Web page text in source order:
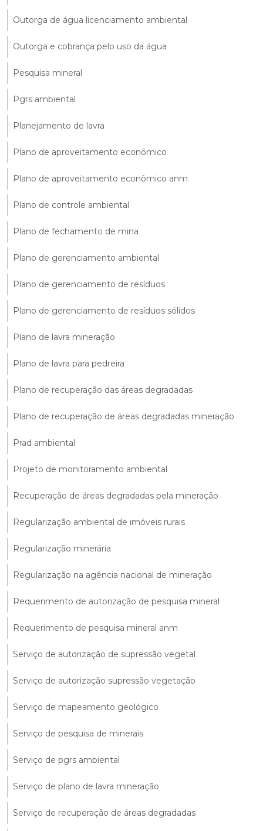
Outorga de água licenciamento ambiental
Outorga e cobrança pelo uso da água
Pesquisa mineral
Pgrs ambiental
Planejamento de lavra
Plano de aproveitamento econômico
Plano de aproveitamento econômico anm
Plano de controle ambiental
Plano de fechamento de mina
Plano de gerenciamento ambiental
Plano de gerenciamento de resíduos
Plano de gerenciamento de resíduos sólidos
Plano de lavra mineração
Plano de lavra para pedreira
Plano de recuperação das áreas degradadas
Plano de recuperação de áreas degradadas mineração
Prad ambiental
Projeto de monitoramento ambiental
Recuperação de áreas degradadas pela mineração
Regularização ambiental de imóveis rurais
Regularização minerária
Regularização na agência nacional de mineração
Requerimento de autorização de pesquisa mineral
Requerimento de pesquisa mineral anm
Serviço de autorização de supressão vegetal
Serviço de autorização supressão vegetação
Serviço de mapeamento geológico
Serviço de pesquisa de minerais
Serviço de pgrs ambiental
Serviço de plano de lavra mineração
Serviço de recuperação de áreas degradadas